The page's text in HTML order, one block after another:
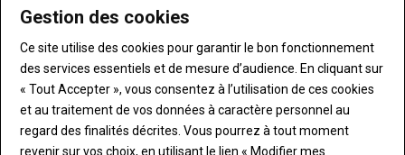
titre
TITRE CRÉEZ UN COMPTE
BodyChoisissez votre formule et créez votre
compte pour accéder à tout Terre de
Touraine.
Gestion des cookies
Ce site utilise des cookies pour garantir le bon fonctionnement
des services essentiels et de mesure d’audience. En cliquant sur
« Tout Accepter », vous consentez à l’utilisation de ces cookies
et au traitement de vos données à caractère personnel au
regard des finalités décrites. Vous pourrez à tout moment
revenir sur vos choix, en utilisant le lien « Modifier mes